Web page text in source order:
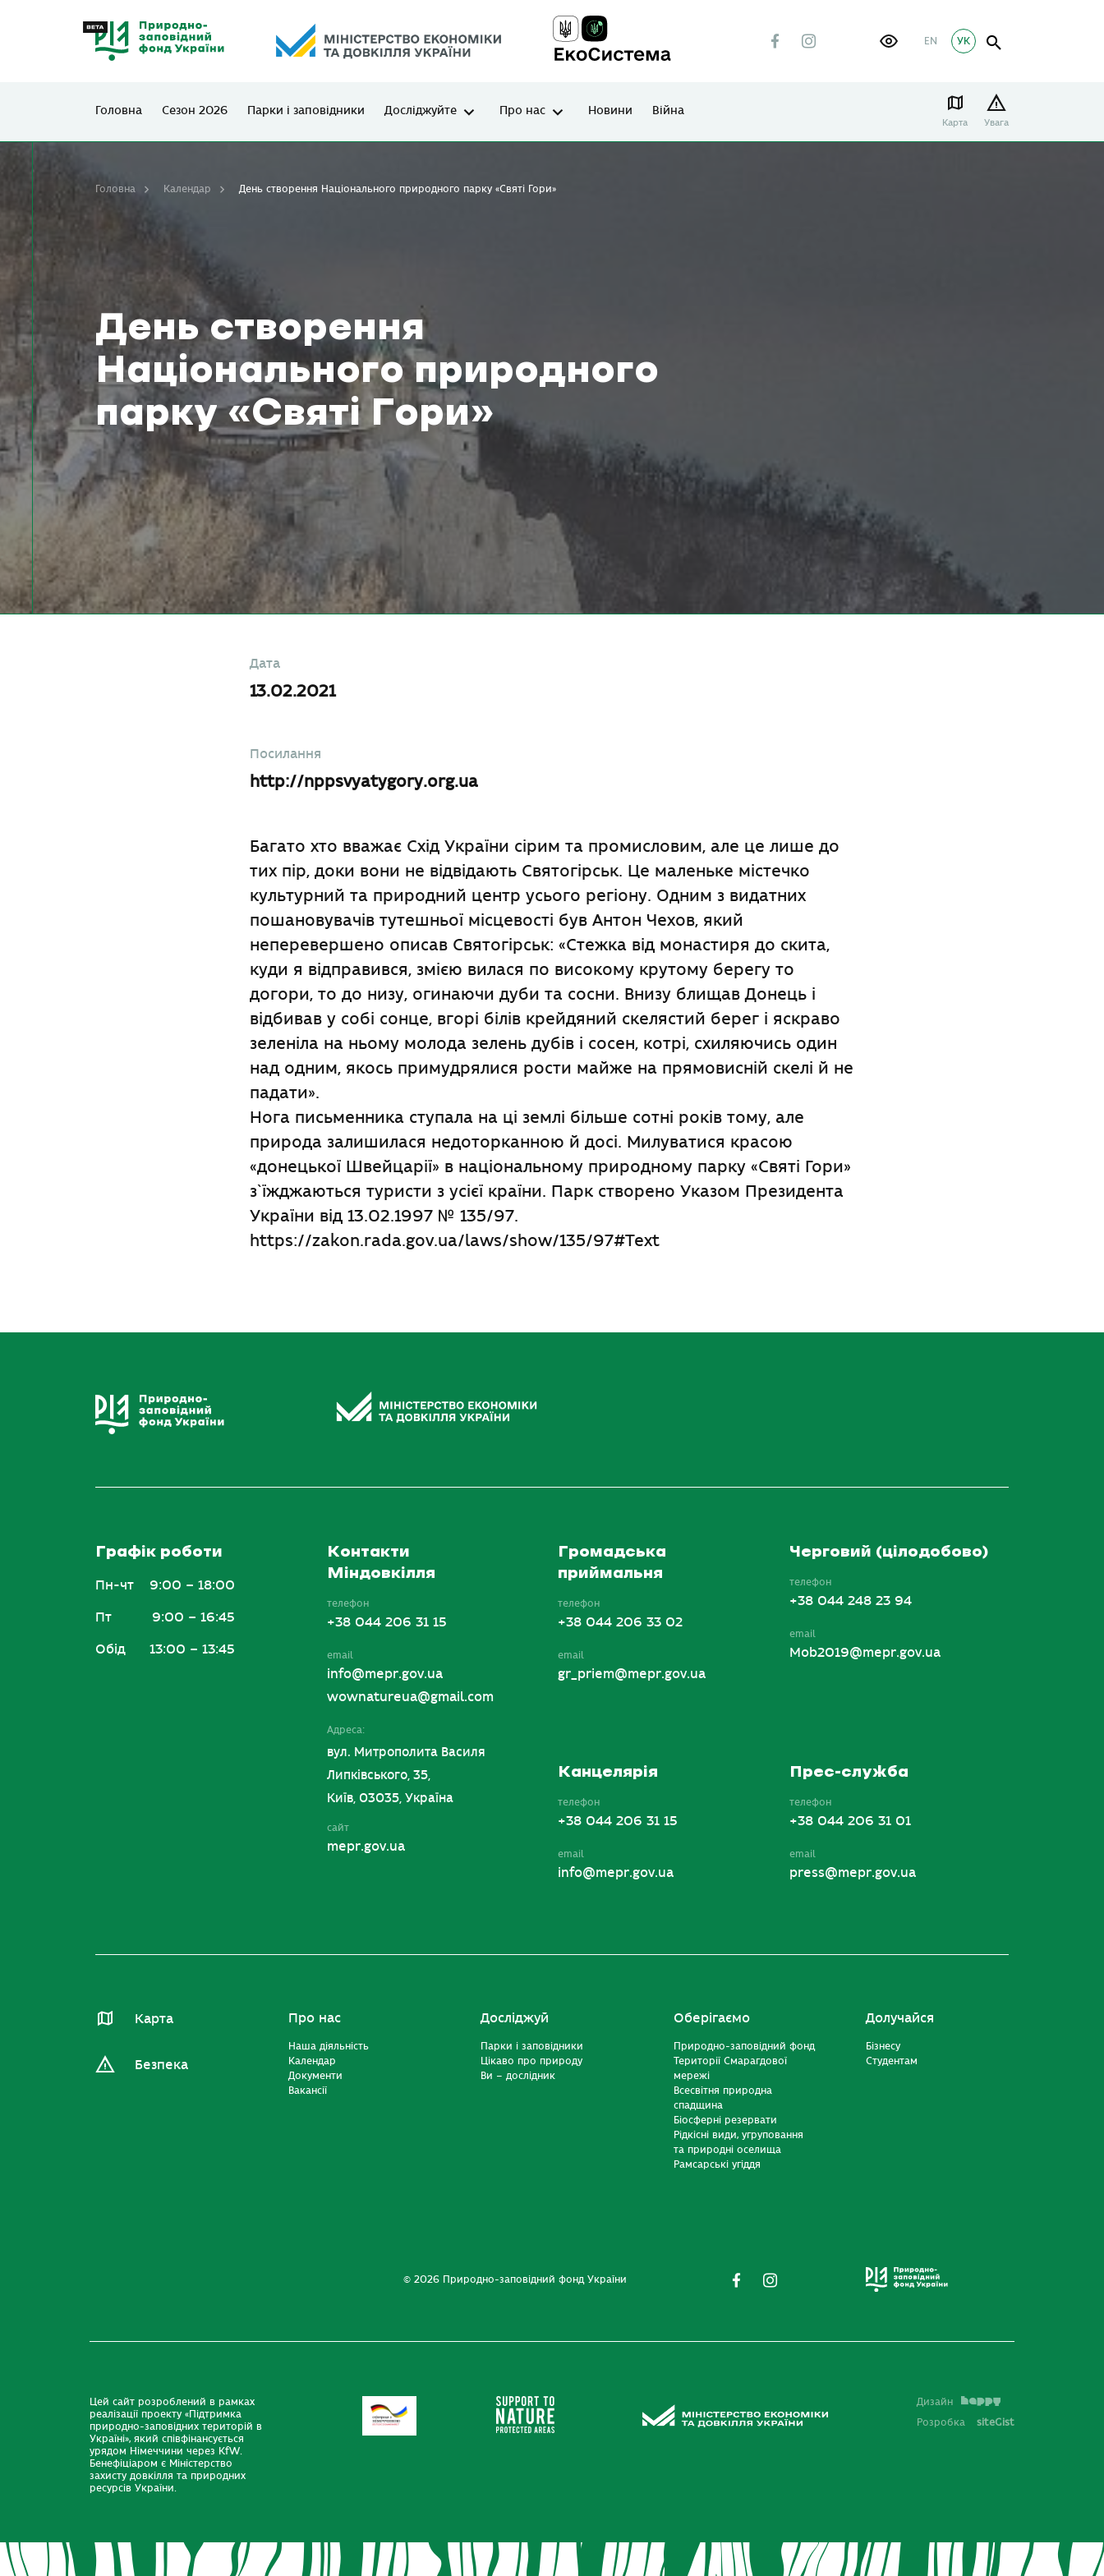
УК
EN
Головна Сезон 2026 Парки і заповідники Досліджуйте Про нас Новини Війна
Карта Увага
День створення
Національного природного
парку «Святі Гори»
Головна Календар День створення Національного природного парку «Святі Гори»
Дата
13.02.2021
Посилання
http://nppsvyatygory.org.ua
Багато хто вважає Схід України сірим та промисловим, але це лише до
тих пір, доки вони не відвідають Святогірськ. Це маленьке містечко
культурний та природний центр усього регіону. Одним з видатних
пошановувачів тутешньої місцевості був Антон Чехов, який
неперевершено описав Святогірськ: «Стежка від монастиря до скита,
куди я відправився, змією вилася по високому крутому берегу то
догори, то до низу, огинаючи дуби та сосни. Внизу блищав Донець і
відбивав у собі сонце, вгорі білів крейдяний скелястий берег і яскраво
зеленіла на ньому молода зелень дубів і сосен, котрі, схиляючись один
над одним, якось примудрялися рости майже на прямовисній скелі й не
падати».
Нога письменника ступала на ці землі більше сотні років тому, але
природа залишилася недоторканною й досі. Милуватися красою
«донецької Швейцарії» в національному природному парку «Святі Гори»
з`їжджаються туристи з усієї країни. Парк створено Указом Президента
України від 13.02.1997 № 135/97.
https://zakon.rada.gov.ua/laws/show/135/97#Text
Графік роботи
Пн-чт 9:00 – 18:00
Пт 9:00 – 16:45
Обід 13:00 – 13:45
Контакти
Міндовкілля
телефон
+38 044 206 31 15
email
info@mepr.gov.ua
wownatureua@gmail.com
Адреса:
вул. Митрополита Василя
Липківського, 35,
Київ, 03035, Україна
сайт
mepr.gov.ua
Громадська
приймальня
телефон
+38 044 206 33 02
email
gr_priem@mepr.gov.ua
Канцелярія
телефон
+38 044 206 31 15
email
info@mepr.gov.ua
Черговий (цілодобово)
телефон
+38 044 248 23 94
email
Mob2019@mepr.gov.ua
Прес-служба
телефон
+38 044 206 31 01
email
press@mepr.gov.ua
Карта
Безпека
Про нас
Наша діяльність
Календар
Документи
Вакансії
Досліджуй
Парки і заповідники
Цікаво про природу
Ви – дослідник
Оберігаємо
Природно-заповідний фонд
Території Смарагдової
мережі
Всесвітня природна
спадщина
Біосферні резервати
Рідкісні види, угруповання
та природні оселища
Рамсарські угіддя
Долучайся
Бізнесу
Студентам
© 2026 Природно-заповідний фонд України
Цей сайт розроблений в рамках
реалізації проекту «Підтримка
природно-заповідних територій в
Україні», який співфінансується
урядом Німеччини через KfW.
Бенефіціаром є Міністерство
захисту довкілля та природних
ресурсів України.
Дизайн
Розробка
siteGist